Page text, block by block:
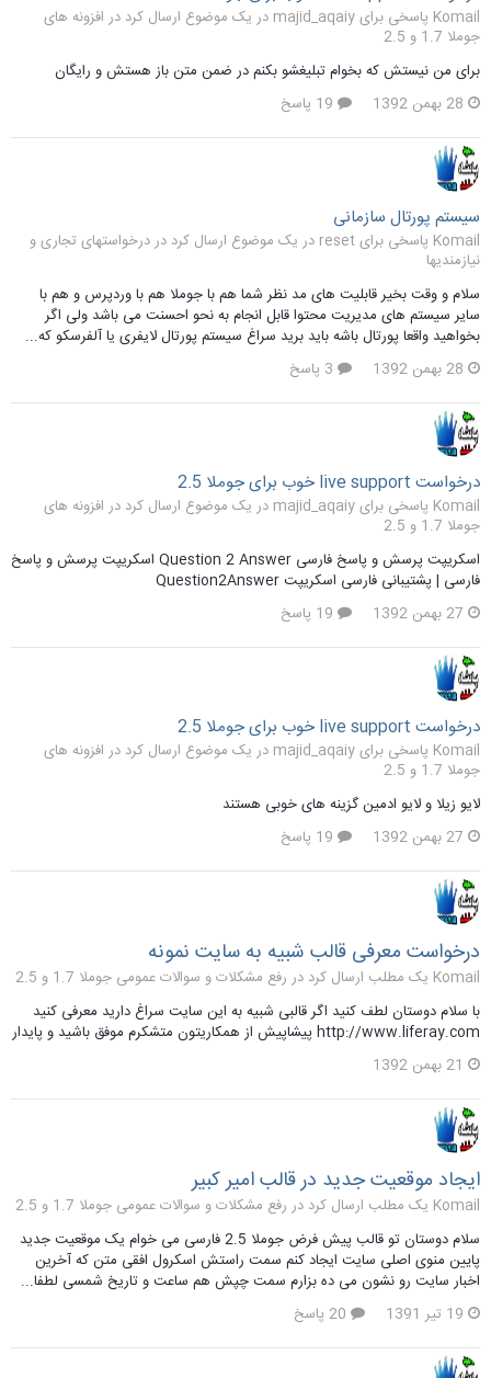
Komail پاسخی برای majid_aqaiy در یک موضوع ارسال کرد در
افزونه های
جوملا 1.7 و 2.5
برای من نیستش که بخوام تبلیغشو بکنم در ضمن متن باز هستش و رایگان
28 بهمن 1392
سیستم پورتال سازمانی
Komail پاسخی برای reset در یک موضوع ارسال کرد در
درخواستهای تجاری و
نیازمندیها
سلام و وقت بخیر قابلیت های مد نظر شما هم با جوملا هم با وردپرس و هم با
سایر سیستم های مدیریت محتوا قابل انجام به نحو احسنت می باشد ولی اگر
بخواهید واقعا پورتال باشه باید برید سراغ سیستم پورتال لایفری یا آلفرسکو که...
28 بهمن 1392
درخواست live support خوب برای جوملا 2.5
Komail پاسخی برای majid_aqaiy در یک موضوع ارسال کرد در
افزونه های
جوملا 1.7 و 2.5
اسکریپت پرسش و پاسخ فارسی Question 2 Answer اسکریپت پرسش و پاسخ
فارسی | پشتیبانی فارسی اسکریپت Question2Answer
27 بهمن 1392
درخواست live support خوب برای جوملا 2.5
Komail پاسخی برای majid_aqaiy در یک موضوع ارسال کرد در
افزونه های
جوملا 1.7 و 2.5
لایو زیلا و لایو ادمین گزینه های خوبی هستند
27 بهمن 1392
درخواست معرفی قالب شبیه به سایت نمونه
Komail یک مطلب ارسال کرد در
رفع مشکلات و سوالات عمومی جوملا 1.7 و 2.5
با سلام دوستان لطف کنید اگر قالبی شبیه به این سایت سراغ دارید معرفی کنید
http://www.liferay.com پیشاپیش از همکاریتون متشکرم موفق باشید و پایدار
21 بهمن 1392
ایجاد موقعیت جدید در قالب امیر کبیر
Komail یک مطلب ارسال کرد در
رفع مشکلات و سوالات عمومی جوملا 1.7 و 2.5
سلام دوستان تو قالب پیش فرض جوملا 2.5 فارسی می خوام یک موقعیت جدید
پایین منوی اصلی سایت ایجاد کنم سمت راستش اسکرول افقی متن که آخرین
اخبار سایت رو نشون می ده بزارم سمت چپش هم ساعت و تاریخ شمسی لطفا...
19 تیر 1391